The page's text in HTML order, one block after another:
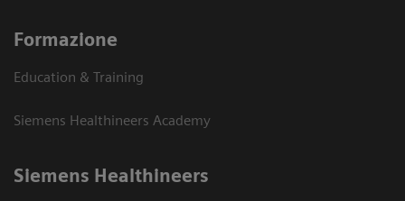
Formazione
Education & Training
Siemens Healthineers Academy
Siemens Healthineers